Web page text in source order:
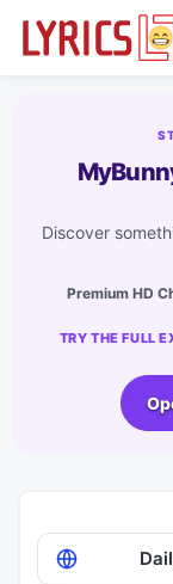
Discover
Premium HD
TRY THE FULL